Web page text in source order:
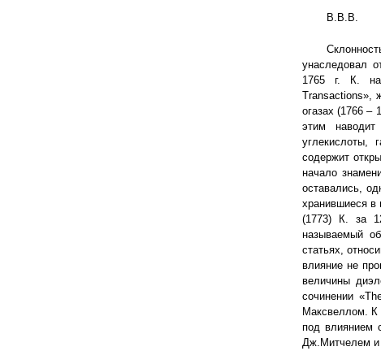
В.В.В.
унаследовал
1765 г. К.
Transactions»,
огазах (1766 –
этим
углекислоты,
содержит
начало
оставались,
хранившиеся в
(1773) К. за
называемый
статьях,
влияние не
величины
сочинении
Максвеллом. К
под влиянием
Дж.Митчелем и